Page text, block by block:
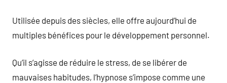
Utilisée depuis des siècles, elle offre aujourd’hui de
multiples bénéfices pour le développement personnel.
Qu’il s’agisse de réduire le stress, de se libérer de
mauvaises habitudes, l’hypnose s’impose comme une